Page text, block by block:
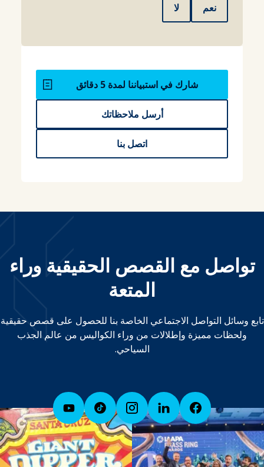
نعم لا
شارك في استبياننا لمدة 5 دقائق
أرسل ملاحظاتك
اتصل بنا
تواصل مع القصص الحقيقية وراء
المتعة
تابع وسائل التواصل الاجتماعي الخاصة بنا للحصول على قصص حقيقية
ولحظات مميزة وإطلالات من وراء الكواليس من عالم الجذب
السياحي.